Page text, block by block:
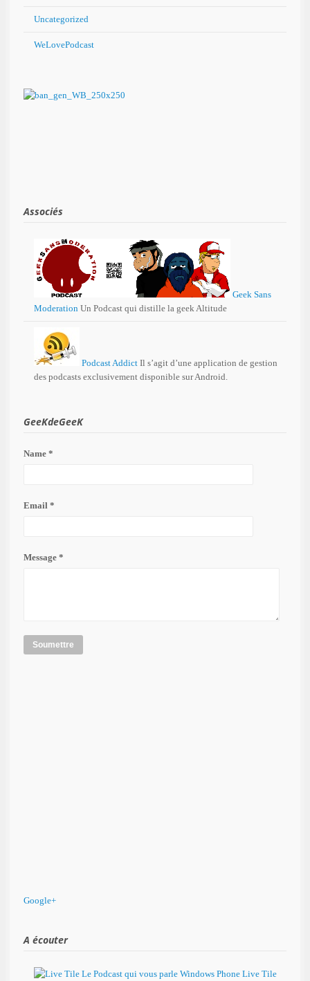
Uncategorized
WeLovePodcast
Associés
Geek Sans
Moderation Un Podcast qui distille la geek Altitude
Podcast Addict Il s’agit d’une application de gestion
des podcasts exclusivement disponible sur Android.
GeeKdeGeeK
Name *
Email *
Message *
Soumettre
Google+
A écouter
Live Tile